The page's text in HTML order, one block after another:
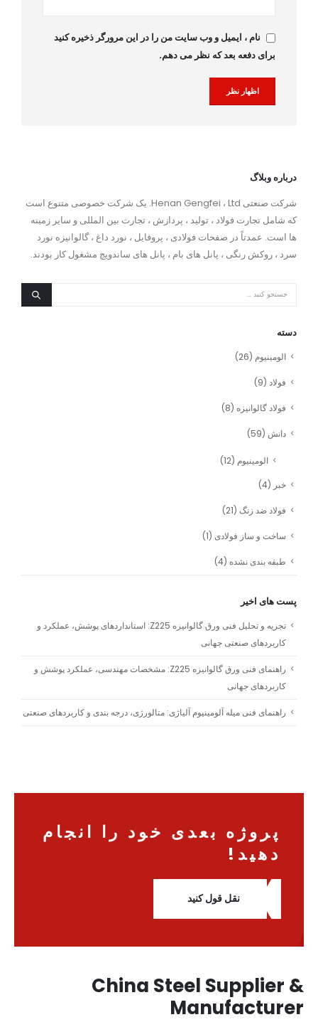
نام ، ایمیل و وب سایت من را در این مرورگر ذخیره کنید
برای دفعه بعد که نظر می دهم.
درباره وبلاگ
شرکت صنعتی Henan Gengfei ، Ltd. یک شرکت خصوصی متنوع است
که شامل تجارت فولاد ، تولید ، پردازش ، تجارت بین المللی و سایر زمینه
ها است. عمدتاً در صفحات فولادی ، پروفایل ، نورد داغ ، گالوانیزه نورد
سرد ، روکش رنگی ، پانل های بام ، پانل های ساندویچ مشغول کار بودند.
دسته
الومینیوم (26)
فولاد (9)
فولاد گالوانیزه (8)
دانش (59)
الومینیوم (12)
خبر (4)
فولاد ضد زنگ (21)
ساخت و ساز فولادی (1)
طبقه بندی نشده (4)
پست های اخیر
تجزیه و تحلیل فنی ورق گالوانیزه Z225: استانداردهای پوشش، عملکرد و
کاربردهای صنعتی جهانی
راهنمای فنی ورق گالوانیزه Z225: مشخصات مهندسی، عملکرد پوشش و
کاربردهای جهانی
راهنمای فنی میله آلومینیوم آلیاژی: متالورژی، درجه بندی و کاربردهای صنعتی
پروژه بعدی خود را انجام
دهید!
نقل قول کنید
China Steel Supplier &
Manufacturer